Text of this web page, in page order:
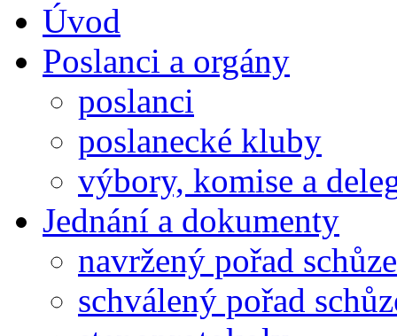
Úvod
Poslanci a orgány
poslanci
poslanecké kluby
výbory, komise a
Jednání a dokumenty
navržený pořad schůze
schválený pořad